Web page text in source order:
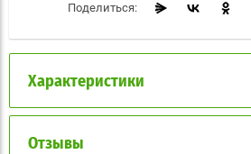
Поделиться:
Характеристики
Отзывы